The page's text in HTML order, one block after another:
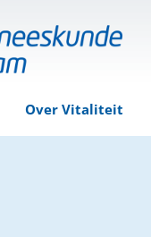
Over Vitaliteit